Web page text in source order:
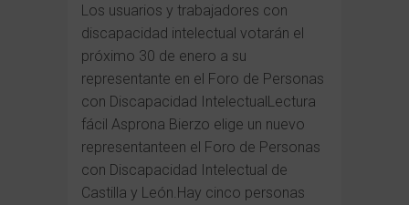
Los usuarios y trabajadores con
discapacidad intelectual votarán el
próximo 30 de enero a su
representante en el Foro de Personas
con Discapacidad IntelectualLectura
fácil Asprona Bierzo elige un nuevo
representanteen el Foro de Personas
con Discapacidad Intelectual de
Castilla y León.Hay cinco personas